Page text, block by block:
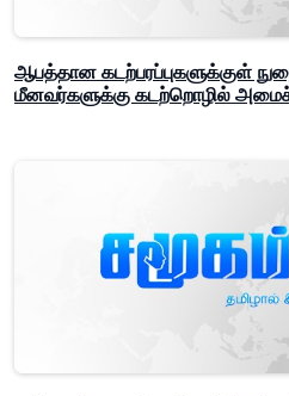
ஆபத்தான கடற்பரப்புகளுக்குள்
மீனவர்களுக்கு கடற்றொழில்